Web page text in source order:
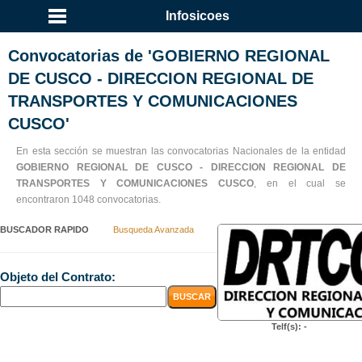
Infosicoes
Convocatorias de 'GOBIERNO REGIONAL
DE CUSCO - DIRECCION REGIONAL DE
TRANSPORTES Y COMUNICACIONES
CUSCO'
En esta sección se muestran las convocatorias Nacionales de la entidad
GOBIERNO REGIONAL DE CUSCO - DIRECCION REGIONAL DE
TRANSPORTES Y COMUNICACIONES CUSCO, en el cual se
encontraron 1048 convocatorias.
BUSCADOR RAPIDO Busqueda Avanzada
Objeto del Contrato:
Telf(s): -